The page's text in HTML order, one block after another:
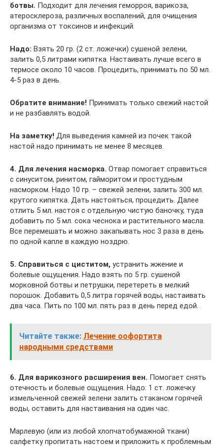
ботвы. Подходит для лечения геморроя, варикоза,
атеросклероза, различных воспалений, для очищения
организма от токсинов и инфекций.
Надо: Взять 20 гр. (2 ст. ложечки) сушеной зелени,
залить 0,5 литрами кипятка. Настаивать лучше всего в
термосе около 10 часов. Процедить, принимать по 50 мл.
4-5 раз в день.
Обратите внимание! Принимать только свежий настой
и не разбавлять водой.
На заметку! Для выведения камней из почек такой
настой надо принимать не менее 8 месяцев.
4. Для лечения насморка. Отвар помогает справиться
с синуситом, ринитом, гайморитом и простудным
насморком. Надо 10 гр. – свежей зелени, залить 300 мл.
крутого кипятка. Дать настояться, процедить. Далее
отлить 5 мл. настоя с отдельную чистую баночку, туда
добавить по 5 мл. сока чеснока и растительного масла.
Все перемешать и можно закапывать нос 3 раза в день
по одной капле в каждую ноздрю.
5. Справиться с циститом, устранить жжение и
болевые ощущения. Надо взять по 5 гр. сушеной
морковной ботвы и петрушки, перетереть в мелкий
порошок. Добавить 0,5 литра горячей воды, настаивать
два часа. Пить по 100 мл. пять раз в день перед едой.
Читайте также: Лечение оофортита
народными средствами
6. Для варикозного расширения вен. Помогает снять
отечность и болевые ощущения. Надо: 1 ст. ложечку
измельченной свежей зелени залить стаканом горячей
воды, оставить для настаивания на один час.
Марлевую (или из любой хлопчатобумажной ткани)
салфетку пропитать настоем и приложить к проблемным